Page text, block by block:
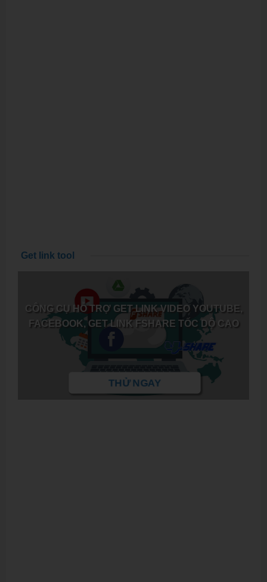
Get link tool
CÔNG CỤ HỖ TRỢ GET LINK VIDEO YOUTUBE,
FACEBOOK, GET LINK FSHARE TỐC DỘ CAO
THỬ NGAY